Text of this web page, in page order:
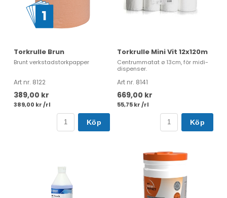
Torkrulle Brun
Brunt verkstadstorkpapper
Art nr. 8122
389,00 kr
389,00 kr /rl
Köp
Torkrulle Mini Vit 12x120m
Centrummatat ø 13cm, för midi-
dispenser.
Art nr. 8141
669,00 kr
55,75 kr /rl
Köp